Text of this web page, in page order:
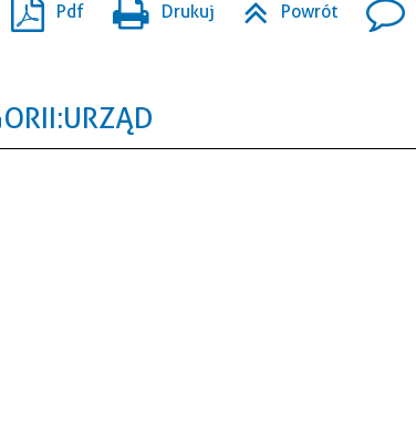
Pdf Drukuj Powrót
URZĄD